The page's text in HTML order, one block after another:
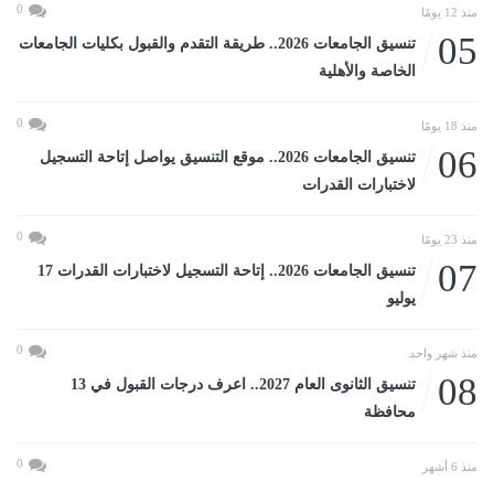
منذ 12 يومًا 0
05
تنسيق الجامعات 2026.. طريقة التقدم والقبول بكليات الجامعات
الخاصة والأهلية
منذ 18 يومًا 0
06
تنسيق الجامعات 2026.. موقع التنسيق يواصل إتاحة التسجيل
لاختبارات القدرات
منذ 23 يومًا 0
07
تنسيق الجامعات 2026.. إتاحة التسجيل لاختبارات القدرات 17
يوليو
منذ شهر واحد 0
08
تنسيق الثانوى العام 2027.. اعرف درجات القبول في 13
محافظة
منذ 6 أشهر 0